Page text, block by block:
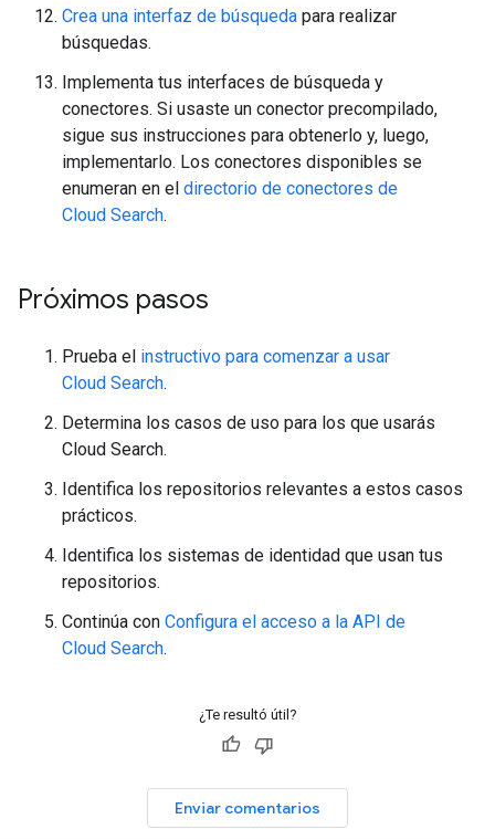
Crea una interfaz de búsqueda para realizar
búsquedas.
Implementa tus interfaces de búsqueda y
conectores. Si usaste un conector precompilado,
sigue sus instrucciones para obtenerlo y, luego,
implementarlo. Los conectores disponibles se
enumeran en el directorio de conectores de
Cloud Search.
Próximos pasos
Prueba el instructivo para comenzar a usar
Cloud Search.
Determina los casos de uso para los que usarás
Cloud Search.
Identifica los repositorios relevantes a estos casos
prácticos.
Identifica los sistemas de identidad que usan tus
repositorios.
Continúa con Configura el acceso a la API de
Cloud Search.
¿Te resultó útil?
Enviar comentarios